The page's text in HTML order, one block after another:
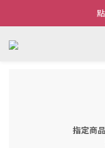
全
指定商